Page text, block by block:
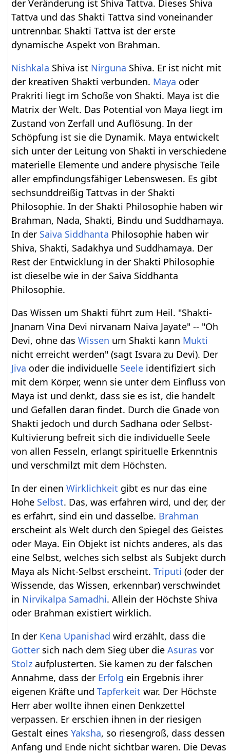
der Veränderung ist Shiva Tattva. Dieses Shiva
Tattva und das Shakti Tattva sind voneinander
untrennbar. Shakti Tattva ist der erste
dynamische Aspekt von Brahman.
Nishkala Shiva ist Nirguna Shiva. Er ist nicht mit
der kreativen Shakti verbunden. Maya oder
Prakriti liegt im Schoße von Shakti. Maya ist die
Matrix der Welt. Das Potential von Maya liegt im
Zustand von Zerfall und Auflösung. In der
Schöpfung ist sie die Dynamik. Maya entwickelt
sich unter der Leitung von Shakti in verschiedene
materielle Elemente und andere physische Teile
aller empfindungsfähiger Lebenswesen. Es gibt
sechsunddreißig Tattvas in der Shakti
Philosophie. In der Shakti Philosophie haben wir
Brahman, Nada, Shakti, Bindu und Suddhamaya.
In der Saiva Siddhanta Philosophie haben wir
Shiva, Shakti, Sadakhya und Suddhamaya. Der
Rest der Entwicklung in der Shakti Philosophie
ist dieselbe wie in der Saiva Siddhanta
Philosophie.
Das Wissen um Shakti führt zum Heil. "Shakti-
Jnanam Vina Devi nirvanam Naiva Jayate" -- "Oh
Devi, ohne dasWissen um Shakti kann Mukti
nicht erreicht werden" (sagt Isvara zu Devi). Der
Jiva oder die individuelle Seele identifiziert sich
mit dem Körper, wenn sie unter dem Einfluss von
Maya ist und denkt, dass sie es ist, die handelt
und Gefallen daran findet. Durch die Gnade von
Shakti jedoch und durch Sadhana oder Selbst-
Kultivierung befreit sich die individuelle Seele
von allen Fesseln, erlangt spirituelle Erkenntnis
und verschmilzt mit dem Höchsten.
In der einenWirklichkeit gibt es nur das eine
Hohe Selbst. Das, was erfahren wird, und der, der
es erfährt, sind ein und dasselbe. Brahman
erscheint als Welt durch den Spiegel des Geistes
oder Maya. Ein Objekt ist nichts anderes, als das
eine Selbst, welches sich selbst als Subjekt durch
Maya als Nicht-Selbst erscheint.Triputi (oder der
Wissende, das Wissen, erkennbar) verschwindet
in Nirvikalpa Samadhi. Allein der Höchste Shiva
oder Brahman existiert wirklich.
In der Kena Upanishad wird erzählt, dass die
Götter sich nach dem Sieg über dieAsuras vor
Stolz aufplusterten. Sie kamen zu der falschen
Annahme, dass der Erfolg ein Ergebnis ihrer
eigenen Kräfte undTapferkeit war. Der Höchste
Herr aber wollte ihnen einen Denkzettel
verpassen. Er erschien ihnen in der riesigen
Gestalt einesYaksha, so riesengroß, dass dessen
Anfang und Ende nicht sichtbar waren. Die Devas